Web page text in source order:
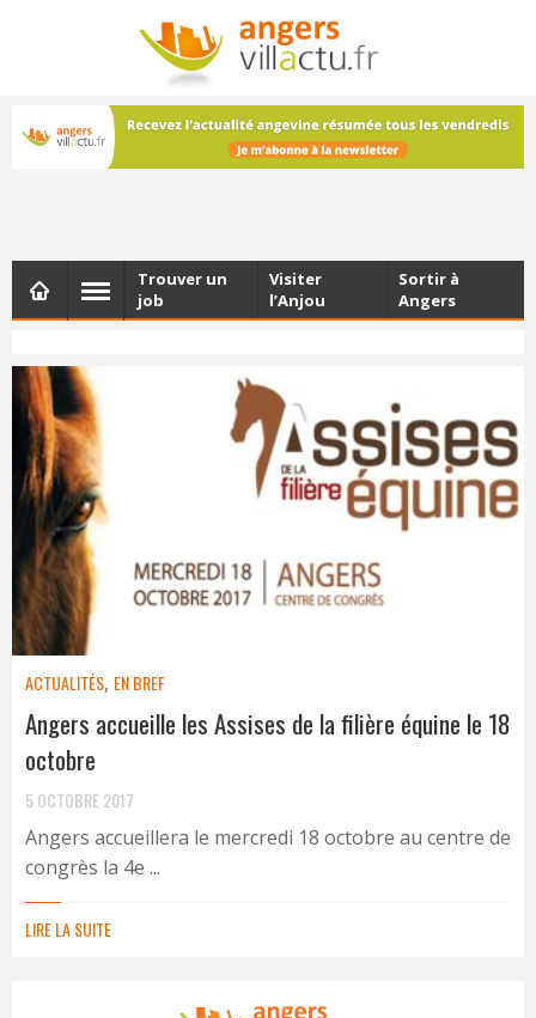
NEWSLETTER
Les dernières actualités d'Angers, chaque vendredi dans
votre boîte e-mail
Trouver un
job
Visiter
l’Anjou
Sortir à
Angers
ACTUALITÉS, EN BREF
Angers accueille les Assises de la filière équine le 18
octobre
5 OCTOBRE 2017
Angers accueillera le mercredi 18 octobre au centre de
congrès la 4e ...
LIRE LA SUITE